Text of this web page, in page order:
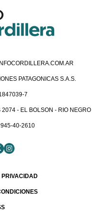
PATAGONICAS S.A.S.
7
- EL BOLSON - RIO NEGRO
40-2610
PRIVACIDAD